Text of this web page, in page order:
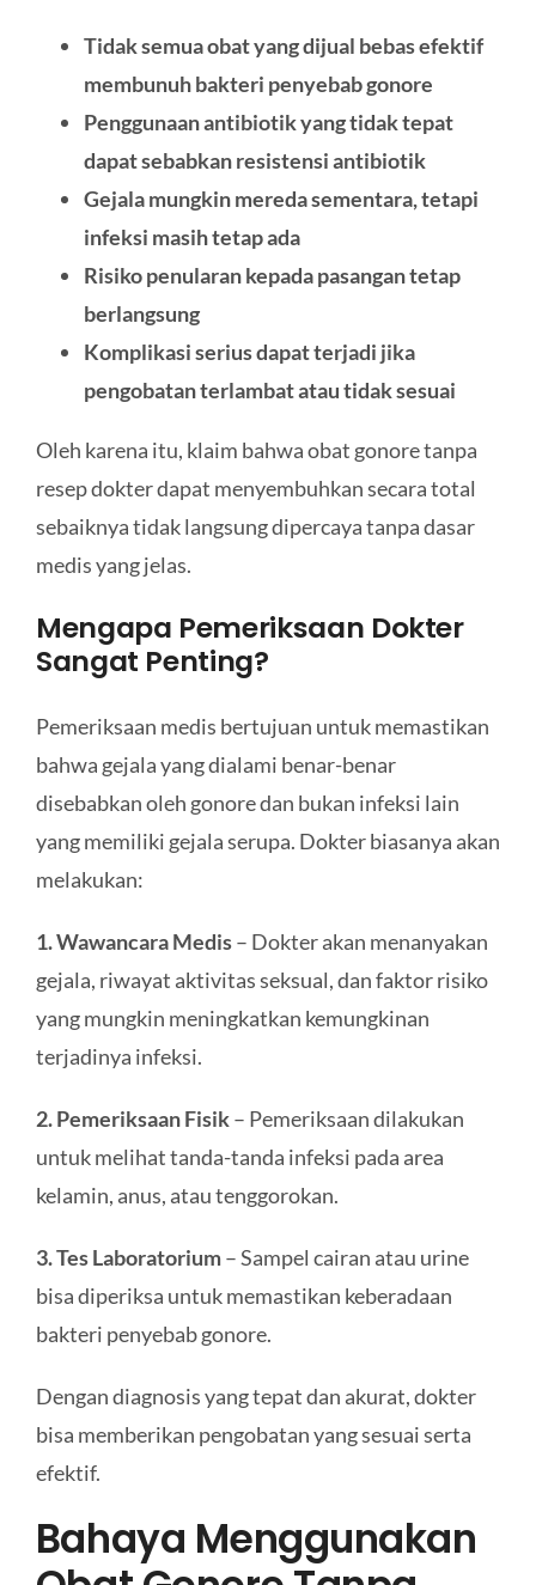
Tidak semua obat yang dijual bebas efektif
membunuh bakteri penyebab gonore
Penggunaan antibiotik yang tidak tepat
dapat sebabkan resistensi antibiotik
Gejala mungkin mereda sementara, tetapi
infeksi masih tetap ada
Risiko penularan kepada pasangan tetap
berlangsung
Komplikasi serius dapat terjadi jika
pengobatan terlambat atau tidak sesuai
Oleh karena itu, klaim bahwa obat gonore tanpa
resep dokter dapat menyembuhkan secara total
sebaiknya tidak langsung dipercaya tanpa dasar
medis yang jelas.
Mengapa Pemeriksaan Dokter
Sangat Penting?
Pemeriksaan medis bertujuan untuk memastikan
bahwa gejala yang dialami benar-benar
disebabkan oleh gonore dan bukan infeksi lain
yang memiliki gejala serupa. Dokter biasanya akan
melakukan:
1. Wawancara Medis– Dokter akan menanyakan
gejala, riwayat aktivitas seksual, dan faktor risiko
yang mungkin meningkatkan kemungkinan
terjadinya infeksi.
2. Pemeriksaan Fisik– Pemeriksaan dilakukan
untuk melihat tanda-tanda infeksi pada area
kelamin, anus, atau tenggorokan.
3. Tes Laboratorium– Sampel cairan atau urine
bisa diperiksa untuk memastikan keberadaan
bakteri penyebab gonore.
Dengan diagnosis yang tepat dan akurat, dokter
bisa memberikan pengobatan yang sesuai serta
efektif.
Bahaya Menggunakan